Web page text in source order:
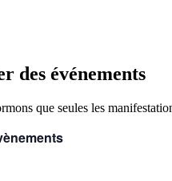
des événements
que seules les